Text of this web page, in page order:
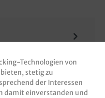
innen weiß,
Mehr
Technologien von
stetig zu
der Interessen
damit einverstanden und